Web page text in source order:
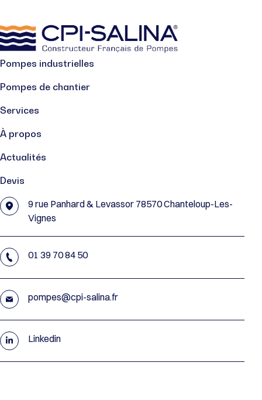
Pompes industrielles
Pompes de chantier
Services
À propos
Actualités
Devis
9 rue Panhard & Levassor 78570 Chanteloup-Les-
Vignes
01 39 70 84 50
pompes@cpi-salina.fr
Linkedin